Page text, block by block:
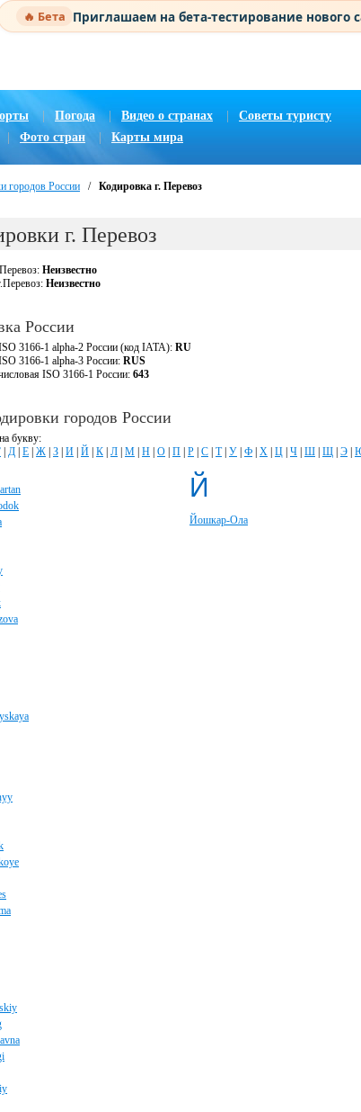
🔥 Бета Приглашаем на бета-тестирование
Погода | Видео о странах
Советы туристу
Фото стран Карты мира
городов России / Кодировка г. Перевоз
г. Перевоз
Неизвестно
Неизвестно
России
3166-1 alpha-2 России (код IATA): RU
3166-1 alpha-3 России: RUS
ISO 3166-1 России: 643
городов России
букву:
Д Е Ж З И Й К Л М Н О П Р С Т| У Ф Х Ц Ч Ш Щ Э
Й
Йошкар-Ола